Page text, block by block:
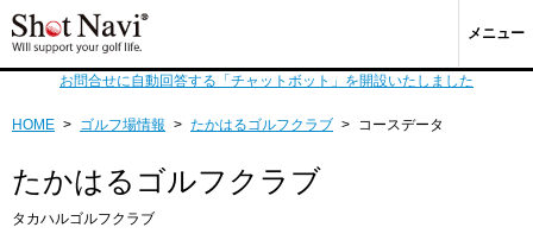
メニュー
お問合せに自動回答する「チャットボット」を開設いたしました
HOME > ゴルフ場情報 > たかはるゴルフクラブ > コースデータ
たかはるゴルフクラブ
タカハルゴルフクラブ